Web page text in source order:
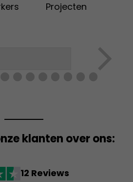
Projecten
klanten over ons:
12 Reviews